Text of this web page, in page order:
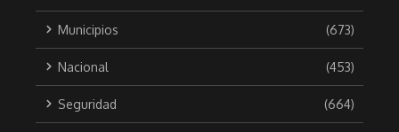
Municipios (673)
Nacional (453)
Seguridad (664)